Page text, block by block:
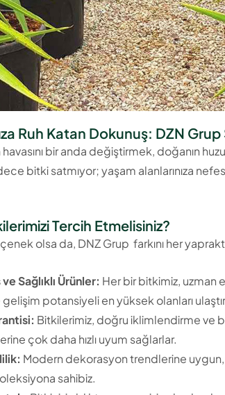
Ruh Katan Dokunuş: DZN
bir anda değiştirmek, doğanın
bitki satmıyor; yaşam alanlarınıza
Tercih Etmelisiniz?
olsa da, DNZ Grup farkını her
Sağlıklı Ürünler: Her bir bitkimiz, uzman
gelişim potansiyeli en yüksek olanları
Bitkilerimiz, doğru iklimlendirme ve
çok daha hızlı uyum sağlarlar.
Modern dekorasyon trendlerine
sahibiz.